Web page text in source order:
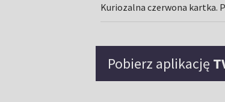
Kuriozalna czerwona kartka.
Pobierz aplikację